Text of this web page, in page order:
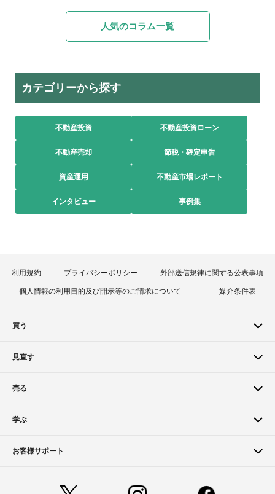
人気のコラム一覧
カテゴリーから探す
不動産投資 不動産投資ローン
不動産売却 節税・確定申告
資産運用 不動産市場レポート
インタビュー 事例集
利用規約 プライバシーポリシー 外部送信規律に関する公表事項
個人情報の利用目的及び開示等のご請求について 媒介条件表
買う
見直す
売る
学ぶ
お客様サポート